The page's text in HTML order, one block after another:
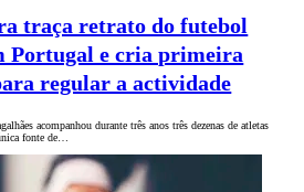
traça retrato do futebol
Portugal e cria primeira
regular a actividade
acompanhou durante três anos três dezenas de atletas
fonte de…